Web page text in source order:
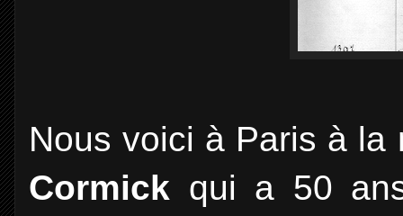
Nous voici à Paris à
Cormick qui a 50